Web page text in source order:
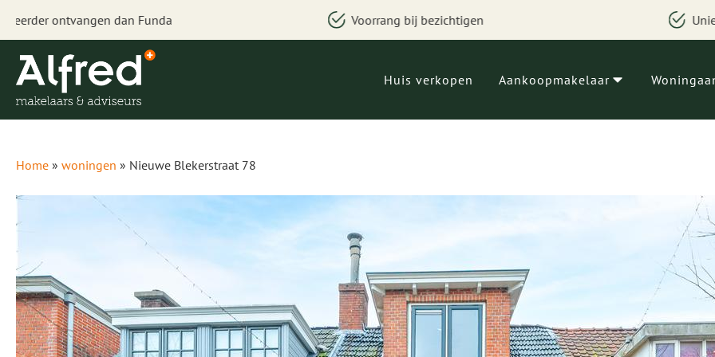
Voorrang bij bezichtigen Uniek woningzoeksysteem
Huis verkopen Aankoopmakelaar
Home » woningen » Nieuwe Blekerstraat 78